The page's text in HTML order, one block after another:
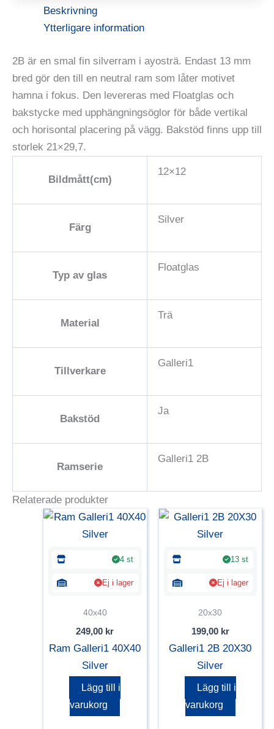
Beskrivning
Ytterligare information
2B är en smal fin silverram i ayosträ. Endast 13 mm
bred gör den till en neutral ram som låter motivet
hamna i fokus. Den levereras med Floatglas och
bakstycke med upphängningsöglor för både vertikal
och horisontal placering på vägg. Bakstöd finns upp till
storlek 21×29,7.
Bildmått(cm)
12×12
Färg
Silver
Typ av glas
Floatglas
Material
Trä
Tillverkare
Galleri1
Bakstöd
Ja
Ramserie
Galleri1 2B
Relaterade produkter
4 st
Ej i lager
40x40
249,00 kr
Ram Galleri1 40X40
Silver
Lägg till i
varukorg
13 st
Ej i lager
20x30
199,00 kr
Galleri1 2B 20X30
Silver
Lägg till i
varukorg